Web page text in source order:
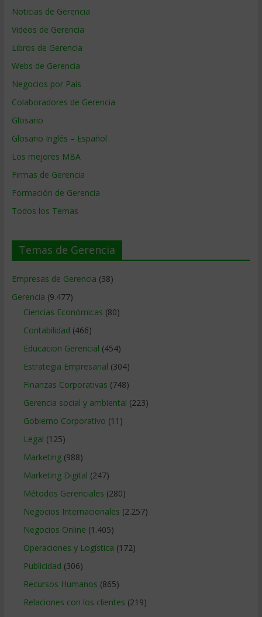
Noticias de Gerencia
Videos de Gerencia
Libros de Gerencia
Webs de Gerencia
Negocios por País
Colaboradores de Gerencia
Glosario
Glosario Inglés – Español
Los mejores MBA
Firmas de Gerencia
Formación de Gerencia
Todos los Temas
Temas de Gerencia
Empresas de Gerencia (38)
Gerencia (9.477)
Ciencias Económicas (80)
Contabilidad (466)
Educacion Gerencial (454)
Estrategia Empresarial (304)
Finanzas Corporativas (748)
Gerencia social y ambiental (223)
Gobierno Corporativo (11)
Legal (125)
Marketing(988)
Marketing Digital (247)
Métodos Gerenciales (280)
Negocios Internacionales (2.257)
Negocios Online (1.405)
Operaciones y Logística (172)
Publicidad (306)
Recursos Humanos (865)
Relaciones con los clientes (219)